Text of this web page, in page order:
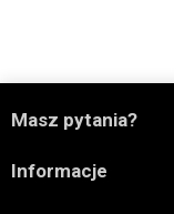
Masz pytania?
Informacje